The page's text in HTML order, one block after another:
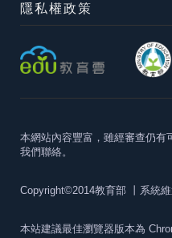
隱私權政策
本網站內容豐富，雖經審查仍有
我們聯絡。
Copyright©2014教育部 丨系統
本站建議最佳瀏覽器版本為